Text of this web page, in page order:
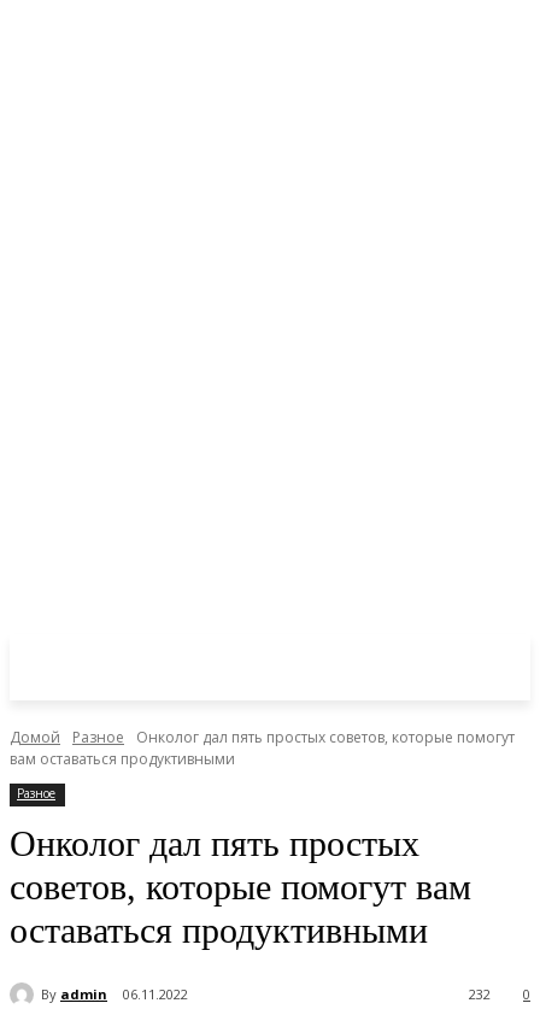
Домой Разное
Онколог дал пять простых советов, которые помогут
вам оставаться продуктивными
Разное
Онколог дал пять простых
советов, которые помогут вам
оставаться продуктивными
By admin 06.11.2022 0
232